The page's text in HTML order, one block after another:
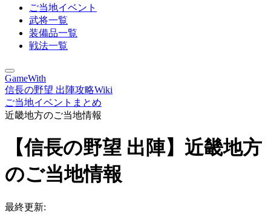
ご当地イベント
武将一覧
装備品一覧
戦法一覧
GameWith
信長の野望 出陣攻略Wiki
ご当地イベントまとめ
近畿地方のご当地情報
【信長の野望 出陣】近畿地方
のご当地情報
最終更新: